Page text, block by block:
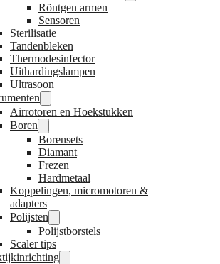
Röntgen armen
Sensoren
Sterilisatie
Tandenbleken
Thermodesinfector
Uithardingslampen
Ultrasoon
Airrotoren en Hoekstukken
Boren
Borensets
Diamant
Frezen
Hardmetaal
Koppelingen, micromotoren &
adapters
Polijsten
Polijstborstels
Scaler tips